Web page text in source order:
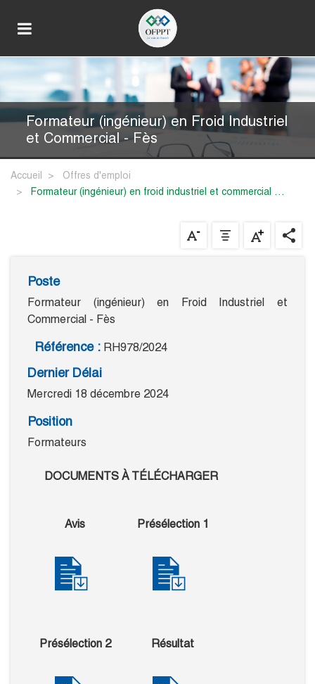
Formateur (ingénieur) en Froid Industriel
et Commercial - Fès
Accueil
Offres d'emploi
formateur (ingénieur) en froid industriel et commercial …
Poste
Formateur (ingénieur) en Froid Industriel et
Commercial - Fès
Référence : RH978/2024
Dernier Délai
Mercredi 18 décembre 2024
Position
Formateurs
DOCUMENTS À TÉLÉCHARGER
Avis Présélection 1
Présélection 2 Résultat